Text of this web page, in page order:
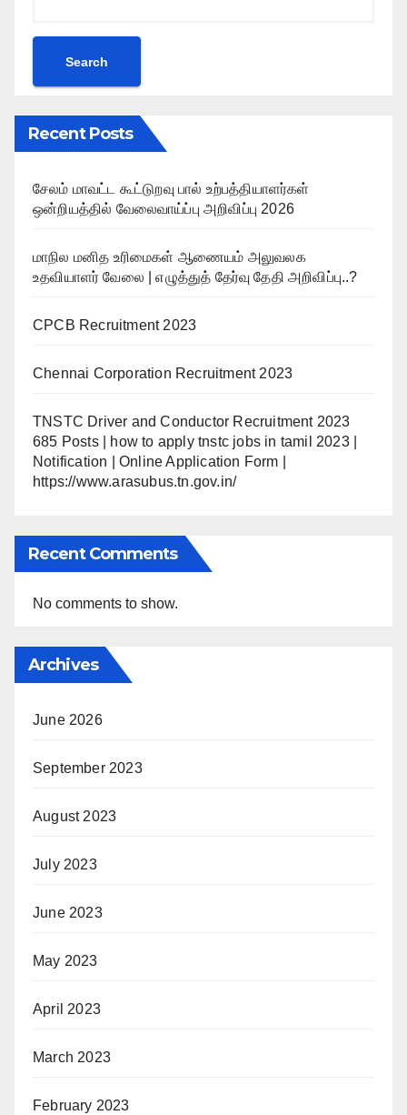
Search
Recent Posts
சேலம் மாவட்ட கூட்டுறவு பால் உற்பத்தியாளர்கள்
ஒன்றியத்தில் வேலைவாய்ப்பு அறிவிப்பு 2026
மாநில மனித உரிமைகள் ஆணையம் அலுவலக
உதவியாளர் வேலை | எழுத்துத் தேர்வு தேதி அறிவிப்பு..?
CPCB Recruitment 2023
Chennai Corporation Recruitment 2023
TNSTC Driver and Conductor Recruitment 2023
685 Posts | how to apply tnstc jobs in tamil 2023 |
Notification | Online Application Form |
https://www.arasubus.tn.gov.in/
Recent Comments
No comments to show.
Archives
June 2026
September 2023
August 2023
July 2023
June 2023
May 2023
April 2023
March 2023
February 2023